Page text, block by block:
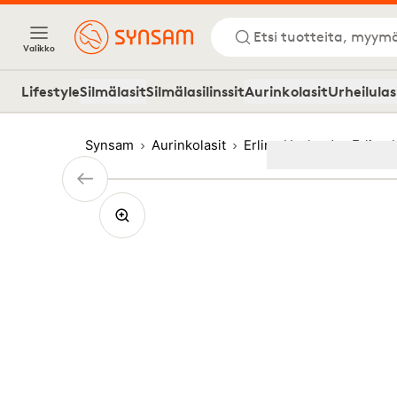
Valikko
Etsi tuotteita,
LifestyleSilmälasitSilmälasilinssitAurinkolasit
Synsam Aurinkolasit Erling Haaland Erling